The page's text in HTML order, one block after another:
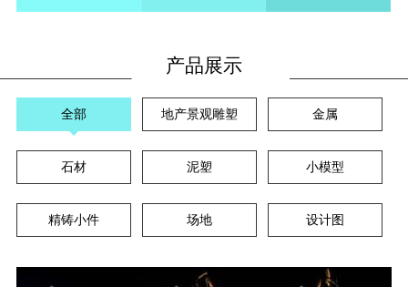
产品展示
全部 地产景观雕塑 金属
石材 泥塑 小模型
精铸小件 场地 设计图